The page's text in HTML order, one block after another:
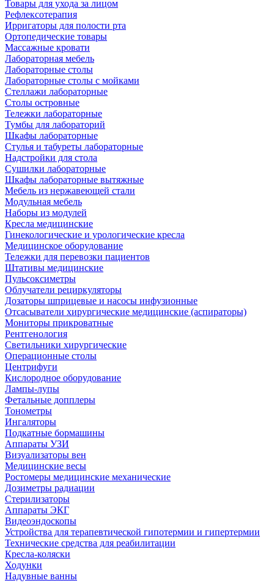
Товары для ухода за лицом
Рефлексотерапия
Ирригаторы для полости рта
Ортопедические товары
Массажные кровати
Лабораторная мебель
Лабораторные столы
Лабораторные столы с мойками
Стеллажи лабораторные
Столы островные
Тележки лабораторные
Тумбы для лабораторий
Шкафы лабораторные
Стулья и табуреты лабораторные
Надстройки для стола
Сушилки лабораторные
Шкафы лабораторные вытяжные
Мебель из нержавеющей стали
Модульная мебель
Наборы из модулей
Кресла медицинские
Гинекологические и урологические кресла
Медицинское оборудование
Тележки для перевозки пациентов
Штативы медицинские
Пульсоксиметры
Облучатели рециркуляторы
Дозаторы шприцевые и насосы инфузионные
Отсасыватели хирургические медицинские (аспираторы)
Мониторы прикроватные
Рентгенология
Светильники хирургические
Операционные столы
Центрифуги
Кислородное оборудование
Лампы-лупы
Фетальные допплеры
Тонометры
Ингаляторы
Подкатные бормашины
Аппараты УЗИ
Визуализаторы вен
Медицинские весы
Ростомеры медицинские механические
Дозиметры радиации
Стерилизаторы
Аппараты ЭКГ
Видеоэндоскопы
Устройства для терапевтической гипотермии и гипертермии
Технические средства для реабилитации
Кресла-коляски
Ходунки
Надувные ванны